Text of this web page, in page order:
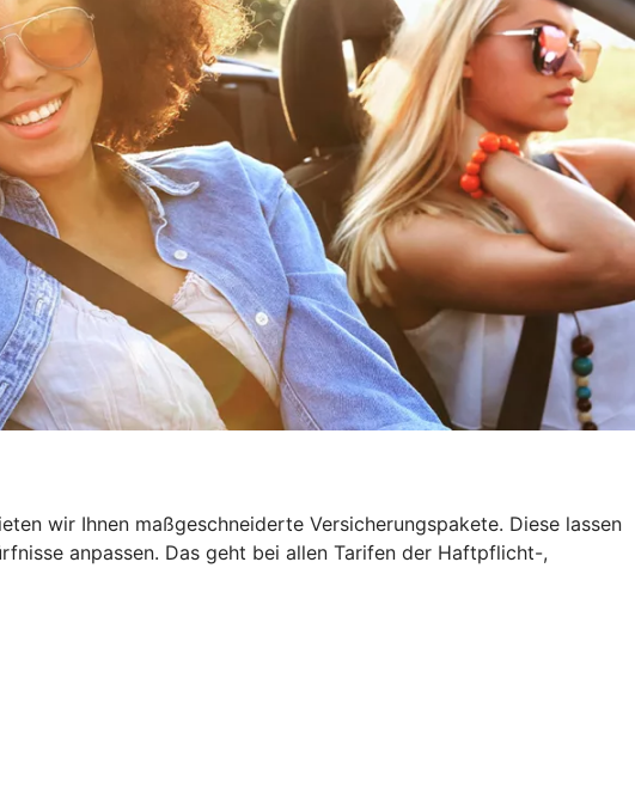
wir Ihnen maßgeschneiderte Versicherungspakete. Diese lassen
anpassen. Das geht bei allen Tarifen der Haftpflicht-,